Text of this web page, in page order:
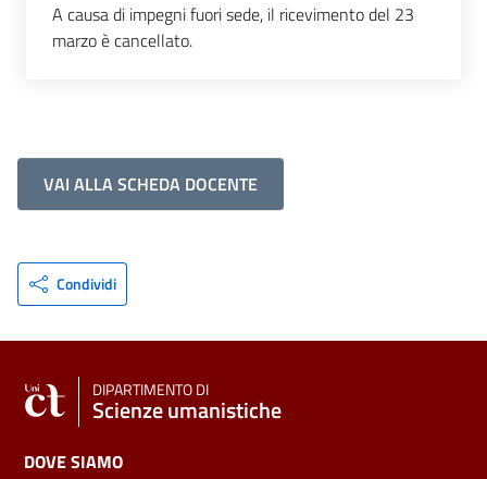
A causa di impegni fuori sede, il ricevimento del 23
marzo è cancellato.
VAI ALLA SCHEDA DOCENTE
Condividi
DIPARTIMENTO DI
Scienze umanistiche
DOVE SIAMO